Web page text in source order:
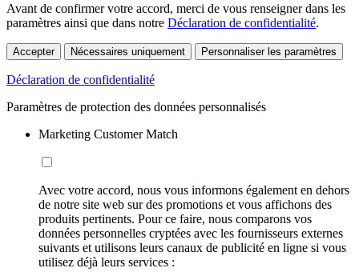
Avant de confirmer votre accord, merci de vous renseigner dans les
paramètres ainsi que dans notre Déclaration de confidentialité.
Accepter Nécessaires uniquement Personnaliser les paramètres
Déclaration de confidentialité
Paramètres de protection des données personnalisés
Marketing Customer Match
Avec votre accord, nous vous informons également en dehors
de notre site web sur des promotions et vous affichons des
produits pertinents. Pour ce faire, nous comparons vos
données personnelles cryptées avec les fournisseurs externes
suivants et utilisons leurs canaux de publicité en ligne si vous
utilisez déjà leurs services :